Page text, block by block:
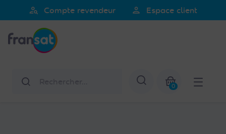
noter
Ce
comprend
person_search Compte revendeur person Espace client
Afficher la
0